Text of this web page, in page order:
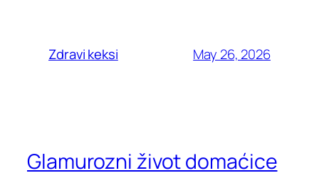
Zdravi keksi May 26, 2026
Glamurozni život domaćice